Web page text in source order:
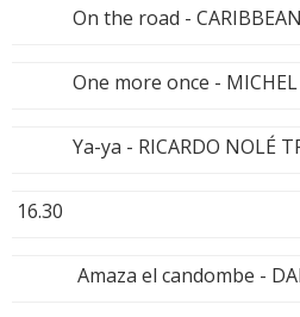
On the road - CARIBBEAN
One more once -
Ya-ya - RICARDO NOLÉ
16.30
Amaza el candombe -